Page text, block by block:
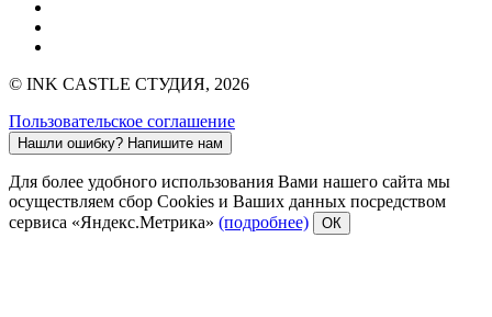
© INK CASTLE СТУДИЯ, 2026
Пользовательское соглашение
Нашли ошибку? Напишите нам
Для более удобного использования Вами нашего сайта мы
осуществляем сбор Cookies и Ваших данных посредством
сервиса «Яндекс.Метрика» (подробнее) ОК